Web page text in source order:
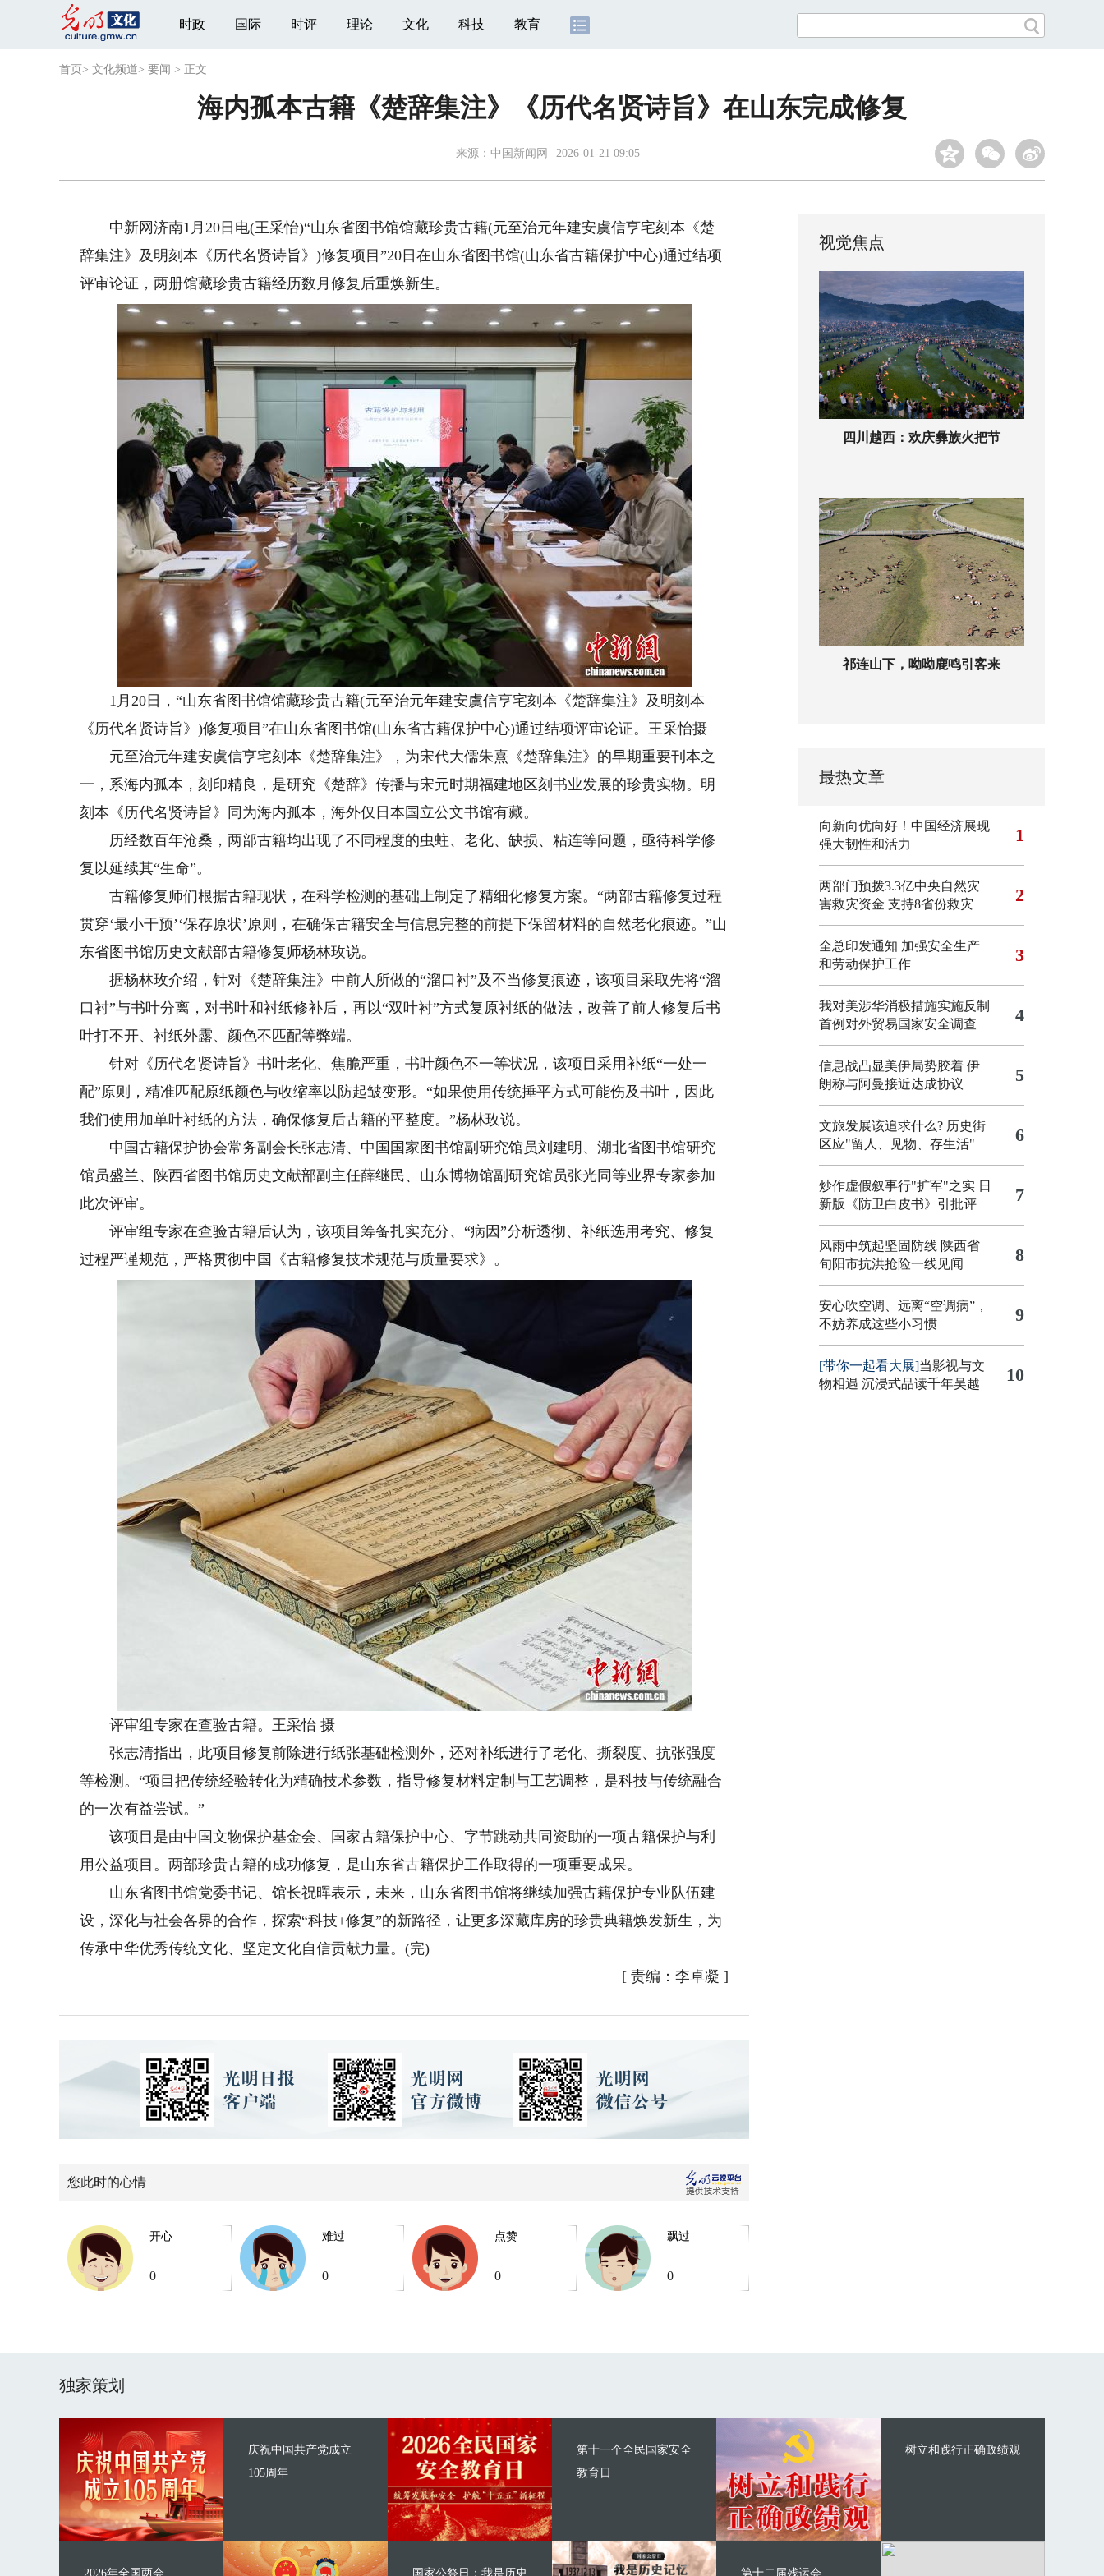
时政 国际 时评 理论 文化 科技 教育
首页 > 文化频道> 要闻 > 正文
海内孤本古籍《楚辞集注》《历代名贤诗旨》在山东完成修复
来源： 中国新闻网 2026-01-21 09:05
中新网济南1月20日电(王采怡)“山东省图书馆馆藏珍贵古籍(元至治元年建安虞信亨宅刻本《楚
辞集注》及明刻本《历代名贤诗旨》)修复项目”20日在山东省图书馆(山东省古籍保护中心)通过结项
评审论证，两册馆藏珍贵古籍经历数月修复后重焕新生。
1月20日，“山东省图书馆馆藏珍贵古籍(元至治元年建安虞信亨宅刻本《楚辞集注》及明刻本
《历代名贤诗旨》)修复项目”在山东省图书馆(山东省古籍保护中心)通过结项评审论证。王采怡摄
元至治元年建安虞信亨宅刻本《楚辞集注》，为宋代大儒朱熹《楚辞集注》的早期重要刊本之
一，系海内孤本，刻印精良，是研究《楚辞》传播与宋元时期福建地区刻书业发展的珍贵实物。明
刻本《历代名贤诗旨》同为海内孤本，海外仅日本国立公文书馆有藏。
历经数百年沧桑，两部古籍均出现了不同程度的虫蛀、老化、缺损、粘连等问题，亟待科学修
复以延续其“生命”。
古籍修复师们根据古籍现状，在科学检测的基础上制定了精细化修复方案。“两部古籍修复过程
贯穿‘最小干预’‘保存原状’原则，在确保古籍安全与信息完整的前提下保留材料的自然老化痕迹。”山
东省图书馆历史文献部古籍修复师杨林玫说。
据杨林玫介绍，针对《楚辞集注》中前人所做的“溜口衬”及不当修复痕迹，该项目采取先将“溜
口衬”与书叶分离，对书叶和衬纸修补后，再以“双叶衬”方式复原衬纸的做法，改善了前人修复后书
叶打不开、衬纸外露、颜色不匹配等弊端。
针对《历代名贤诗旨》书叶老化、焦脆严重，书叶颜色不一等状况，该项目采用补纸“一处一
配”原则，精准匹配原纸颜色与收缩率以防起皱变形。“如果使用传统捶平方式可能伤及书叶，因此
我们使用加单叶衬纸的方法，确保修复后古籍的平整度。”杨林玫说。
中国古籍保护协会常务副会长张志清、中国国家图书馆副研究馆员刘建明、湖北省图书馆研究
馆员盛兰、陕西省图书馆历史文献部副主任薛继民、山东博物馆副研究馆员张光同等业界专家参加
此次评审。
评审组专家在查验古籍后认为，该项目筹备扎实充分、“病因”分析透彻、补纸选用考究、修复
过程严谨规范，严格贯彻中国《古籍修复技术规范与质量要求》。
评审组专家在查验古籍。王采怡 摄
张志清指出，此项目修复前除进行纸张基础检测外，还对补纸进行了老化、撕裂度、抗张强度
等检测。“项目把传统经验转化为精确技术参数，指导修复材料定制与工艺调整，是科技与传统融合
的一次有益尝试。”
该项目是由中国文物保护基金会、国家古籍保护中心、字节跳动共同资助的一项古籍保护与利
用公益项目。两部珍贵古籍的成功修复，是山东省古籍保护工作取得的一项重要成果。
山东省图书馆党委书记、馆长祝晖表示，未来，山东省图书馆将继续加强古籍保护专业队伍建
设，深化与社会各界的合作，探索“科技+修复”的新路径，让更多深藏库房的珍贵典籍焕发新生，为
传承中华优秀传统文化、坚定文化自信贡献力量。(完)
[ 责编：李卓凝 ]
您此时的心情
开心
0
难过
0
点赞
0
飘过
0
视觉焦点
四川越西：欢庆彝族火把节
祁连山下，呦呦鹿鸣引客来
最热文章
向新向优向好！中国经济展现
强大韧性和活力
1
两部门预拨3.3亿中央自然灾
害救灾资金 支持8省份救灾
2
全总印发通知 加强安全生产
和劳动保护工作
3
我对美涉华消极措施实施反制
首例对外贸易国家安全调查
4
信息战凸显美伊局势胶着 伊
朗称与阿曼接近达成协议
5
文旅发展该追求什么? 历史街
区应"留人、见物、存生活"
6
炒作虚假叙事行"扩军"之实 日
新版《防卫白皮书》引批评
7
风雨中筑起坚固防线 陕西省
旬阳市抗洪抢险一线见闻
8
安心吹空调、远离“空调病”，
不妨养成这些小习惯
9
[带你一起看大展]当影视与文
物相遇 沉浸式品读千年吴越
10
独家策划
庆祝中国共产党成立
105周年
2026年全国两会
第十一个全民国家安全
教育日
国家公祭日：我是历史
树立和践行正确政绩观
第十二届残运会